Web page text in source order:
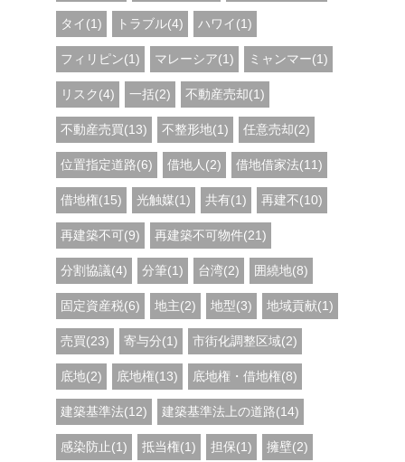
タイ(1) トラブル(4) ハワイ(1)
フィリピン(1) マレーシア(1) ミャンマー(1)
リスク(4) 一括(2) 不動産売却(1)
不動産売買(13) 不整形地(1) 任意売却(2)
位置指定道路(6) 借地人(2) 借地借家法(11)
借地権(15) 光触媒(1) 共有(1) 再建不(10)
再建築不可(9) 再建築不可物件(21)
分割協議(4) 分筆(1) 台湾(2) 囲繞地(8)
固定資産税(6) 地主(2) 地型(3) 地域貢献(1)
売買(23) 寄与分(1) 市街化調整区域(2)
底地(2) 底地権(13) 底地権・借地権(8)
建築基準法(12) 建築基準法上の道路(14)
感染防止(1) 抵当権(1) 担保(1) 擁壁(2)